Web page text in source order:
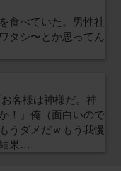
食べていた。男性社
タシ〜とか思ってん
客様は神様だ。神
！』俺（面白いので
うダメだｗもう我慢
果…